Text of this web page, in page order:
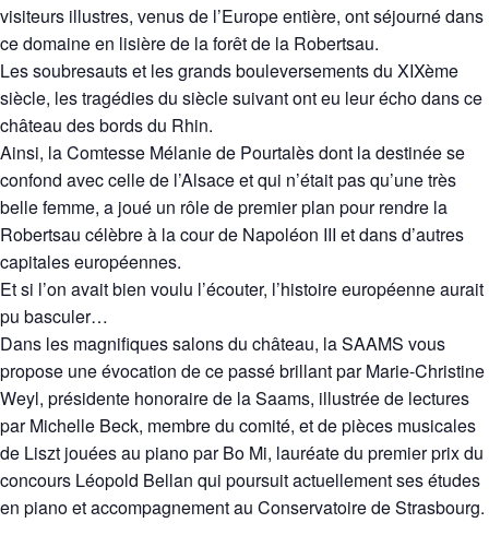
visiteurs illustres, venus de l’Europe entière, ont séjourné dans
ce domaine en lisière de la forêt de la Robertsau.
Les soubresauts et les grands bouleversements du XIXème
siècle, les tragédies du siècle suivant ont eu leur écho dans ce
château des bords du Rhin.
Ainsi, la Comtesse Mélanie de Pourtalès dont la destinée se
confond avec celle de l’Alsace et qui n’était pas qu’une très
belle femme, a joué un rôle de premier plan pour rendre la
Robertsau célèbre à la cour de Napoléon III et dans d’autres
capitales européennes.
Et si l’on avait bien voulu l’écouter, l’histoire européenne aurait
pu basculer…
Dans les magnifiques salons du château, la SAAMS vous
propose une évocation de ce passé brillant par Marie-Christine
Weyl, présidente honoraire de la Saams, illustrée de lectures
par Michelle Beck, membre du comité, et de pièces musicales
de Liszt jouées au piano par Bo Mi, lauréate du premier prix du
concours Léopold Bellan qui poursuit actuellement ses études
en piano et accompagnement au Conservatoire de Strasbourg.